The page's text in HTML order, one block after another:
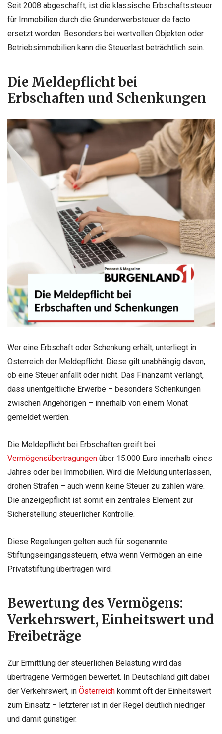
Seit 2008 abgeschafft, ist die klassische Erbschaftssteuer
für Immobilien durch die Grunderwerbsteuer de facto
ersetzt worden. Besonders bei wertvollen Objekten oder
Betriebsimmobilien kann die Steuerlast beträchtlich sein.
Die Meldepflicht bei
Erbschaften und Schenkungen
Wer eine Erbschaft oder Schenkung erhält, unterliegt in
Österreich der Meldepflicht. Diese gilt unabhängig davon,
ob eine Steuer anfällt oder nicht. Das Finanzamt verlangt,
dass unentgeltliche Erwerbe – besonders Schenkungen
zwischen Angehörigen – innerhalb von einem Monat
gemeldet werden.
Die Meldepflicht bei Erbschaften greift bei
Vermögensübertragungen über 15.000 Euro innerhalb eines
Jahres oder bei Immobilien. Wird die Meldung unterlassen,
drohen Strafen – auch wenn keine Steuer zu zahlen wäre.
Die anzeigepflicht ist somit ein zentrales Element zur
Sicherstellung steuerlicher Kontrolle.
Diese Regelungen gelten auch für sogenannte
Stiftungseingangssteuern, etwa wenn Vermögen an eine
Privatstiftung übertragen wird.
Bewertung des Vermögens:
Verkehrswert, Einheitswert und
Freibeträge
Zur Ermittlung der steuerlichen Belastung wird das
übertragene Vermögen bewertet. In Deutschland gilt dabei
der Verkehrswert, in Österreich kommt oft der Einheitswert
zum Einsatz – letzterer ist in der Regel deutlich niedriger
und damit günstiger.